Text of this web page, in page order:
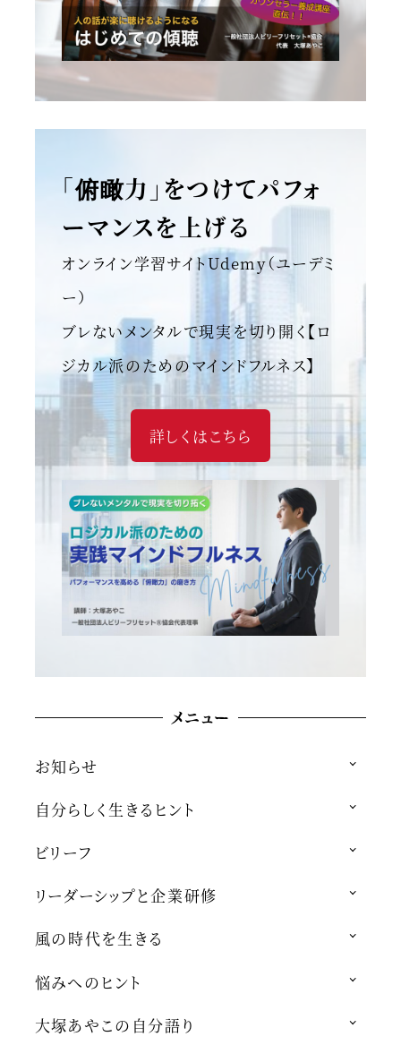
「俯瞰力」をつけてパフォ
ーマンスを上げる
オンライン学習サイトUdemy（ユーデミ
ー）
ブレないメンタルで現実を切り開く【ロ
ジカル派のためのマインドフルネス】
詳しくはこちら
メニュー
お知らせ
自分らしく生きるヒント
ビリーフ
リーダーシップと企業研修
風の時代を生きる
悩みへのヒント
大塚あやこの自分語り